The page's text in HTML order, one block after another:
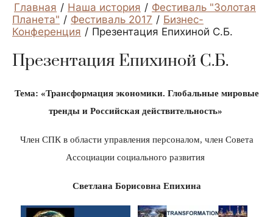
Главная / Наша история / Фестиваль "Золотая
Планета" / Фестиваль 2017 / Бизнес-
Конференция / Презентация Епихиной С.Б.
Презентация Епихиной С.Б.
Тема: «Трансформация экономики. Глобальные мировые
тренды и Российская действительность»
Член СПК в области управления персоналом, член Совета
Ассоциации социального развития
Светлана Борисовна Епихина